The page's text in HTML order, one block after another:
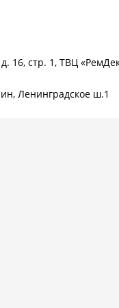
16, стр. 1, ТВЦ
Ленинградское ш.1